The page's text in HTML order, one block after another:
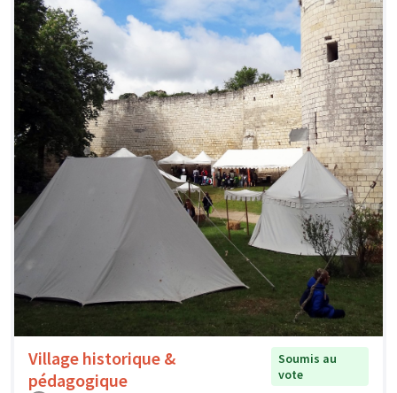
Village historique &
pédagogique
Soumis au
vote